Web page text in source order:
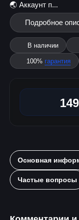
🌏 Аккаунт п...
Подробное
В наличии
100% гарантия
Основная
Частые вопросы